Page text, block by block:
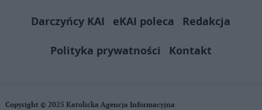
Darczyńcy KAI
eKAI poleca
Redakcja
Polityka prywatności
Kontakt
Copyright © 2025 Katolicka Agencja Informacyjna